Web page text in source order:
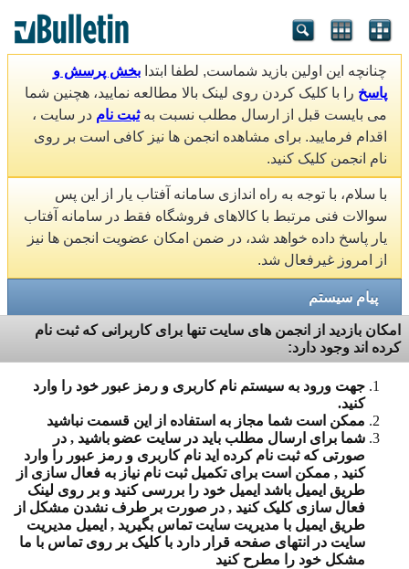
چنانچه این اولین بازید شماست, لطفا ابتدا بخش پرسش و
پاسخ را با کلیک کردن روی لینک بالا مطالعه نمایید، هچنین شما
می بایست قبل از ارسال مطلب نسبت بهثبت نام در سایت ،
اقدام فرمایید. برای مشاهده انجمن ها نیز کافی است بر روی
نام انجمن کلیک کنید.
با سلام، با توجه به راه اندازی سامانه آفتاب یار از این پس
سوالات فنی مرتبط با کالاهای فروشگاه فقط در سامانه آفتاب
یار پاسخ داده خواهد شد، در ضمن امکان عضویت انجمن ها نیز
از امروز غیرفعال شد.
پیام سیستم
امکان بازدید از انجمن های سایت تنها برای کاربرانی که ثبت نام
کرده اند وجود دارد:
جهت ورود به سیستم نام کاربری و رمز عبور خود را وارد
کنید.
ممکن است شما مجاز به استفاده از این قسمت نباشید
شما برای ارسال مطلب باید در سایت عضو باشید , در
صورتی که ثبت نام کرده اید نام کاربری و رمز عبور را وارد
کنید , ممکن است برای تکمیل ثبت نام نیاز به فعال سازی از
طریق ایمیل باشد ایمیل خود را بررسی کنید و بر روی لینک
فعال سازی کلیک کنید , در صورت بر طرف نشدن مشکل از
طریق ایمیل با مدیریت سایت تماس بگیرید , ایمیل مدیریت
سایت در انتهای صفحه قرار دارد با کلیک بر روی تماس با ما
مشکل خود را مطرح کنید